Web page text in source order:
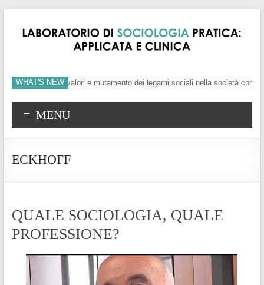
WHAT'S NEW
crisi dei valori e mutamento dei legami sociali nella società
MENU
ECKHOFF
QUALE SOCIOLOGIA, QUALE
PROFESSIONE?